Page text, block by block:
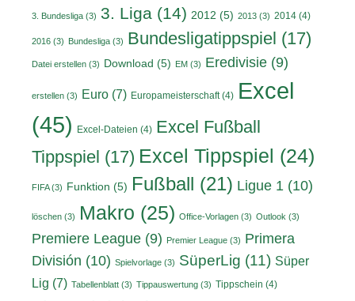
3. Bundesliga (3) 3. Liga (14) 2012 (5) 2013 (3) 2014 (4)
2016 (3) Bundesliga (3) Bundesligatippspiel (17)
Datei erstellen (3) Download (5) EM (3) Eredivisie (9)
erstellen (3) Euro (7) Europameisterschaft(4) Excel
(45)
Excel-Dateien (4) Excel Fußball
Tippspiel (17) Excel Tippspiel (24)
FIFA(3) Funktion (5) Fußball (21) Ligue 1 (10)
löschen (3) Makro (25) Office-Vorlagen (3) Outlook (3)
Premiere League (9) Premier League (3) Primera
División (10) Spielvorlage (3) SüperLig (11) Süper
Lig (7) Tabellenblatt (3) Tippauswertung (3) Tippschein (4)